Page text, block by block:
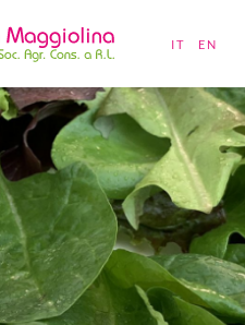
IT EN